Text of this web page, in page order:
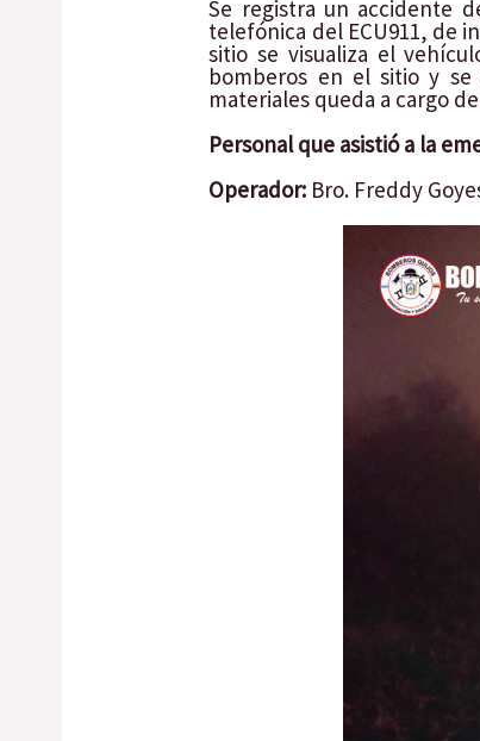
Se registra un accidente
telefónica del ECU911, de
sitio se visualiza el
bomberos en el sitio y se
materiales queda a cargo
Personal que asistió a la
Operador: Bro. Freddy